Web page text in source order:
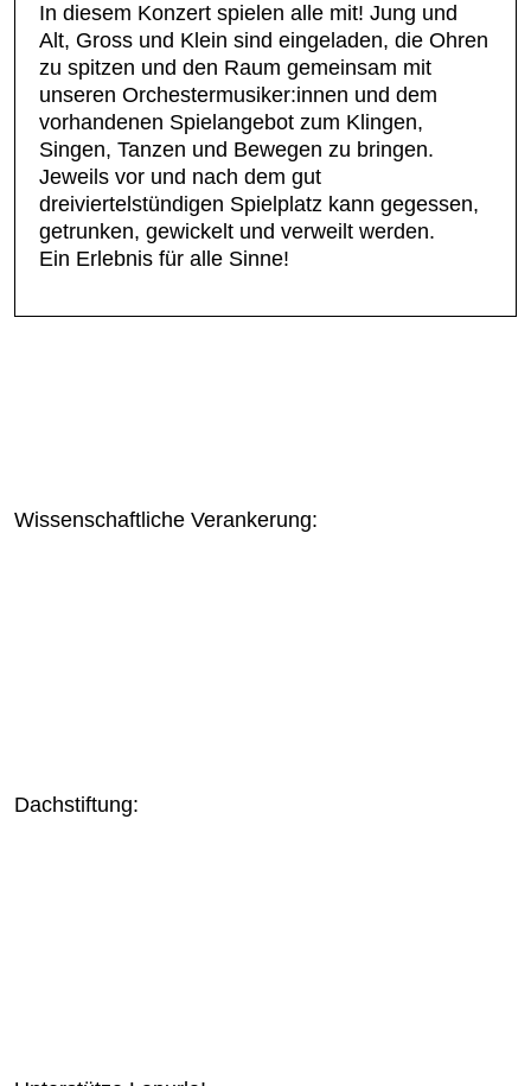
In diesem Konzert spielen alle mit! Jung und
Alt, Gross und Klein sind eingeladen, die Ohren
zu spitzen und den Raum gemeinsam mit
unseren Orchestermusiker:innen und dem
vorhandenen Spielangebot zum Klingen,
Singen, Tanzen und Bewegen zu bringen.
Jeweils vor und nach dem gut
dreiviertelstündigen Spielplatz kann gegessen,
getrunken, gewickelt und verweilt werden.
Ein Erlebnis für alle Sinne!
Wissenschaftliche Verankerung:
Dachstiftung: